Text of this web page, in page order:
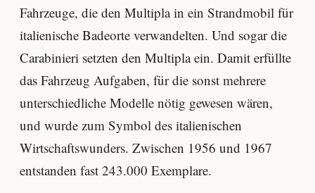
Fahrzeuge, die den Multipla in ein Strandmobil für
italienische Badeorte verwandelten. Und sogar die
Carabinieri setzten den Multipla ein. Damit erfüllte
das Fahrzeug Aufgaben, für die sonst mehrere
unterschiedliche Modelle nötig gewesen wären,
und wurde zum Symbol des italienischen
Wirtschaftswunders. Zwischen 1956 und 1967
entstanden fast 243.000 Exemplare.